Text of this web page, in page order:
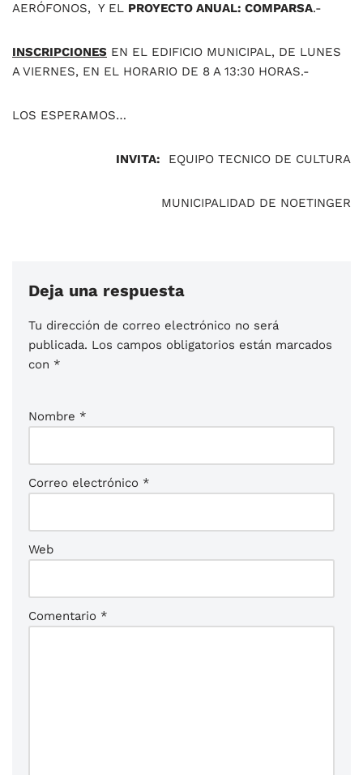
AERÓFONOS, Y EL PROYECTO ANUAL: COMPARSA.-
INSCRIPCIONES EN EL EDIFICIO MUNICIPAL, DE LUNES
A VIERNES, EN EL HORARIO DE 8 A 13:30 HORAS.-
LOS ESPERAMOS…
INVITA: EQUIPO TECNICO DE CULTURA
MUNICIPALIDAD DE NOETINGER
Deja una respuesta
Tu dirección de correo electrónico no será
publicada. Los campos obligatorios están marcados
con *
Nombre *
Correo electrónico *
Web
Comentario *